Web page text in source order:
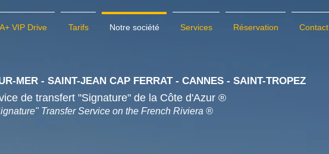
VIP Drive Tarifs Notre société Services Réservation Contact
MER - SAINT-JEAN CAP FERRAT - CANNES - SAINT-TROPEZ
de transfert "Signature" de la Côte d'Azur ®
Transfer Service on the French Riviera ®